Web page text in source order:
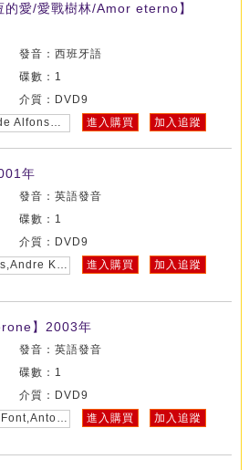
愛/愛戰樹林/Amor eterno】
發音：西班牙語
碟數：1
介質：DVD9
演員：Joan Bentallé,Adrián de Alfonso,Joana Mallol
進入購買 加入追蹤
年
發音：英語發音
碟數：1
介質：DVD9
演員：Jonathan Wade Drahos,Andre Khabbazi,Brian Lane Green
進入購買 加入追蹤
】2003年
發音：英語發音
碟數：1
介質：DVD9
演員：David Sutcliffe,Celina Font,Antonio Sabato Jr,Jennifer Coolidge
進入購買 加入追蹤